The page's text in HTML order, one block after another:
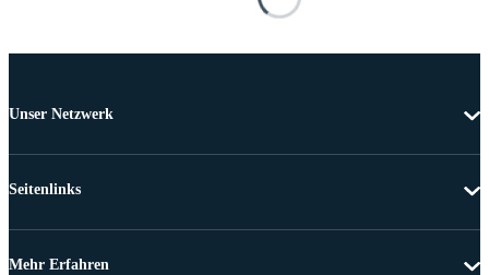
Unser Netzwerk
Seitenlinks
Mehr Erfahren